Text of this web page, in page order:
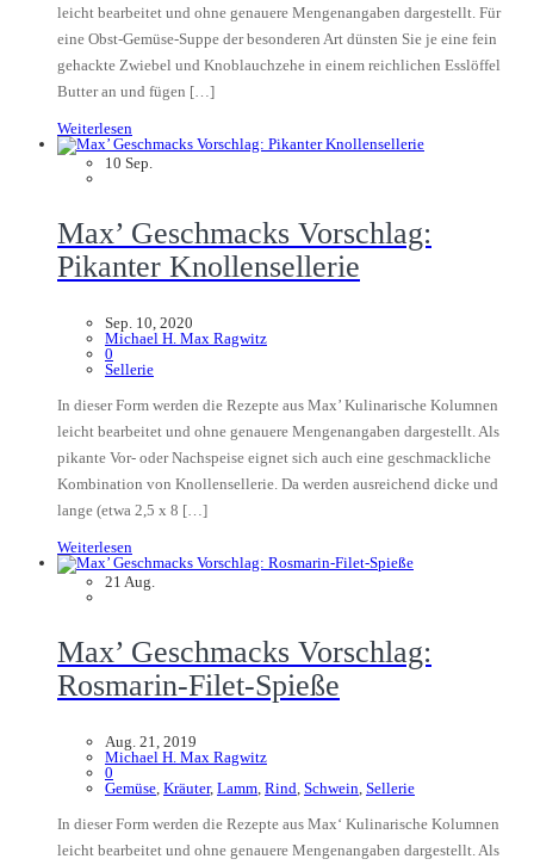
leicht bearbeitet und ohne genauere Mengenangaben dargestellt. Für
eine Obst-Gemüse-Suppe der besonderen Art dünsten Sie je eine fein
gehackte Zwiebel und Knoblauchzehe in einem reichlichen Esslöffel
Butter an und fügen […]
Weiterlesen
10 Sep.
Max’ Geschmacks Vorschlag:
Pikanter Knollensellerie
Sep. 10, 2020
Michael H. Max Ragwitz
0
Sellerie
In dieser Form werden die Rezepte aus Max’ Kulinarische Kolumnen
leicht bearbeitet und ohne genauere Mengenangaben dargestellt. Als
pikante Vor- oder Nachspeise eignet sich auch eine geschmackliche
Kombination von Knollensellerie. Da werden ausreichend dicke und
lange (etwa 2,5 x 8 […]
Weiterlesen
21 Aug.
Max’ Geschmacks Vorschlag:
Rosmarin-Filet-Spieße
Aug. 21, 2019
Michael H. Max Ragwitz
0
Gemüse Kräuter, Lamm Rind Schwein Sellerie
In dieser Form werden die Rezepte aus Max‘ Kulinarische Kolumnen
leicht bearbeitet und ohne genauere Mengenangaben dargestellt. Als